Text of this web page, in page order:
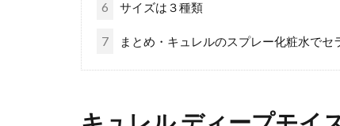
6 サイズは３種類
7 まとめ・キュレルのスプレー化粧水でセ